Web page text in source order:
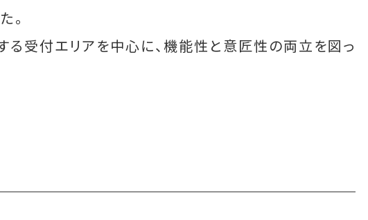
。
受付エリアを中心に、機能性と意匠性の両立を図っ